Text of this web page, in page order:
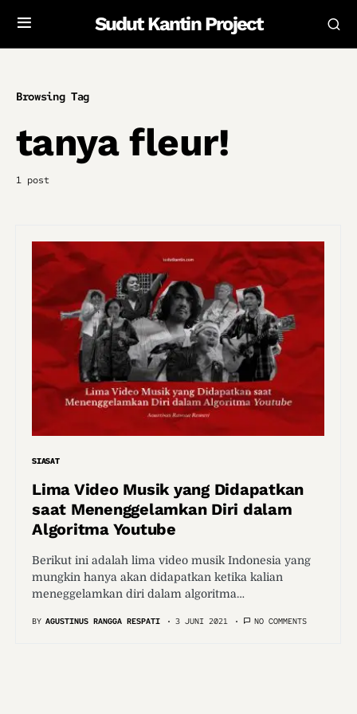
Sudut Kantin Project
Browsing Tag
tanya fleur!
1 post
SIASAT
Lima Video Musik yang Didapatkan
saat Menenggelamkan Diri dalam
Algoritma Youtube
Berikut ini adalah lima video musik Indonesia yang
mungkin hanya akan didapatkan ketika kalian
meneggelamkan diri dalam algoritma…
BY AGUSTINUS RANGGA RESPATI 3 JUNI 2021 NO COMMENTS